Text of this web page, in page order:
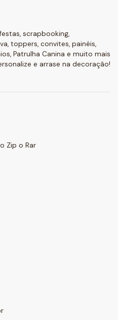
scrapbooking,
toppers, convites, painéis,
Patrulha Canina e muito mais
e arrase na decoração!
Zip o Rar